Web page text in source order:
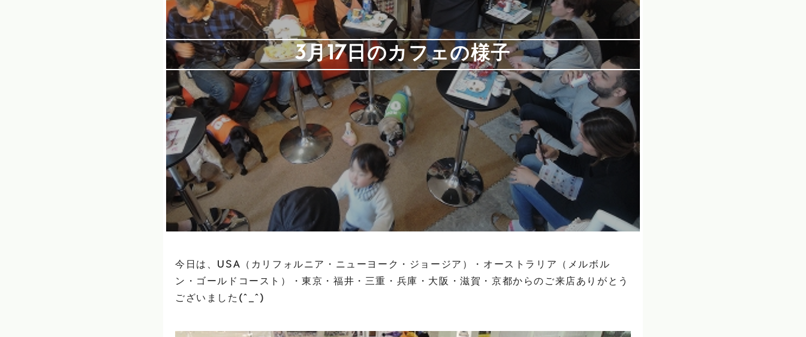
3月17日のカフェの様子
今日は、USA（カリフォルニア・ニューヨーク・ジョージア）・オーストラリア（メルボル
ン・ゴールドコースト）・東京・福井・三重・兵庫・大阪・滋賀・京都からのご来店ありがとう
ございました(^_^)